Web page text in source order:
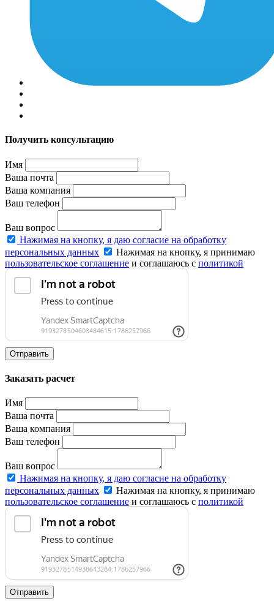
Получить консультацию
Имя
Ваша почта
Ваша компания
Ваш телефон
Ваш вопрос
Нажимая на кнопку, я даю согласие на обработку
персональных данных
Нажимая на кнопку, я принимаю
пользовательское соглашение и соглашаюсь с политикой
конфиденциальности
Отправить
Заказать расчет
Имя
Ваша почта
Ваша компания
Ваш телефон
Ваш вопрос
Нажимая на кнопку, я даю согласие на обработку
персональных данных
Нажимая на кнопку, я принимаю
пользовательское соглашение и соглашаюсь с политикой
конфиденциальности
Отправить